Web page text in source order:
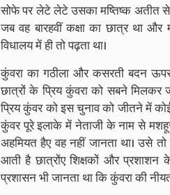
सोफे पर लेटे लेटे उसका मष्तिष्क अतीत से
जब वह बारहवीं कक्षा का छात्र था
विधालय में ही तो पढ़ता था।
कुंवरा का गठीला और कसरती बदन
छात्रों के प्रिय कुंवरा को सबने
प्रिय कुंवर को इस चुनाव को जीतने में
कुंवर पूरे इलाके में नेताजी के नाम से मशहूर
अहमियत हैए वह नहीं जानता था। उसे
आती है छात्रोंए शिक्षकों और
प्रशासन भी जानता था कि कुंवरा की